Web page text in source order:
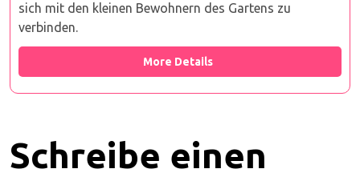
sich mit den kleinen Bewohnern des Gartens zu
verbinden.
More Details
Schreibe einen